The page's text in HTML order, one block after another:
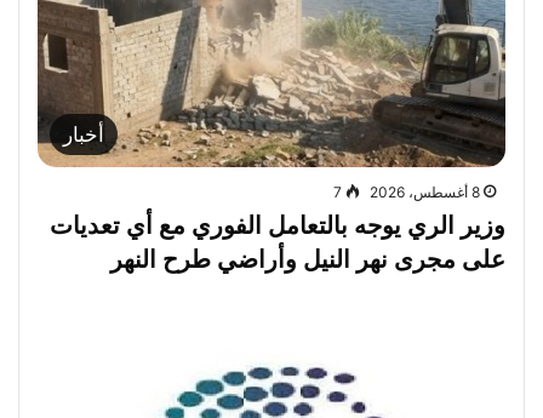
أخبار
8 أغسطس، 2026 7
وزير الري يوجه بالتعامل الفوري مع أي تعديات
على مجرى نهر النيل وأراضي طرح النهر